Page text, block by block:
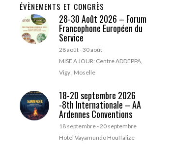
ÉVÈNEMENTS ET CONGRÈS
28-30 Août 2026 – Forum
Francophone Européen du
Service
28 août-30 août
MISE A JOUR: Centre ADDEPPA,
Vigy , Moselle
18-20 septembre 2026
-8th Internationale – AA
Ardennes Conventions
18 septembre-20 septembre
Hotel Vayamundo Houffalize